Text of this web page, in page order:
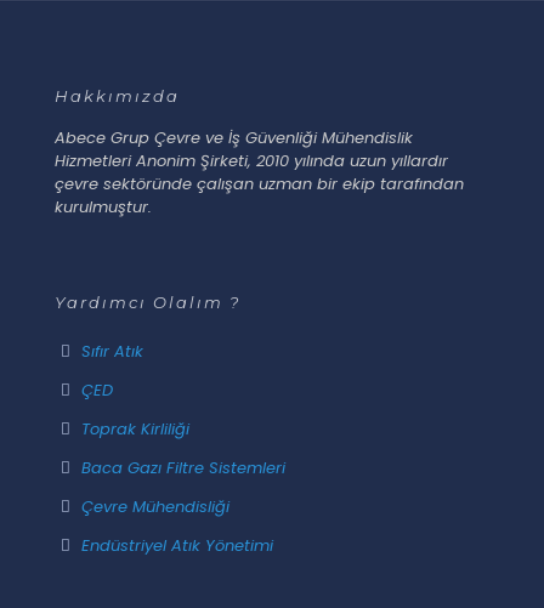
Hakkımızda
Abece Grup Çevre ve İş Güvenliği Mühendislik
Hizmetleri Anonim Şirketi, 2010 yılında uzun yıllardır
çevre sektöründe çalışan uzman bir ekip tarafından
kurulmuştur.
Yardımcı Olalım ?
Sıfır Atık
ÇED
Toprak Kirliliği
Baca Gazı Filtre Sistemleri
Çevre Mühendisliği
Endüstriyel Atık Yönetimi